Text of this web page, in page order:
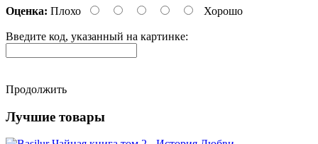
Оценка: Плохо Хорошо
Введите код, указанный на картинке:
Продолжить
Лучшие товары